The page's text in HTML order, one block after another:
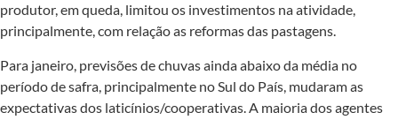
produtor, em queda, limitou os investimentos na atividade,
principalmente, com relação as reformas das pastagens.
Para janeiro, previsões de chuvas ainda abaixo da média no
período de safra, principalmente no Sul do País, mudaram as
expectativas dos laticínios/cooperativas. A maioria dos agentes